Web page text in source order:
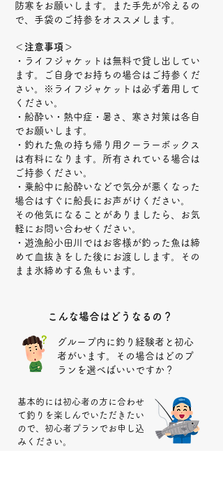
防寒をお願いします。また手先が冷えるの
で、手袋のご持参をオススメします。
＜注意事項＞
・ライフジャケットは無料で貸し出してい
ます。ご自身でお持ちの場合はご持参くだ
さい。※ライフジャケットは必ず着用して
ください。
・船酔い・熱中症・暑さ、寒さ対策は各自
でお願いします。
・釣れた魚の持ち帰り用クーラーボックス
は有料になります。所有されている場合は
ご持参ください。
・乗船中に船酔いなどで気分が悪くなった
場合はすぐに船長にお声がけください。
その他気になることがありましたら、お気
軽にお問い合わせください。
・遊漁船小田川ではお客様が釣った魚は締
めて血抜きをした後にお渡しします。その
まま氷締めする魚もいます。
こんな場合はどうなるの？
グループ内に釣り経験者と初心
者がいます。その場合はどのプ
ランを選べばいいですか？
基本的には初心者の方に合わせ
て釣りを楽しんでいただきたい
ので、初心者プランでお申し込
みください。